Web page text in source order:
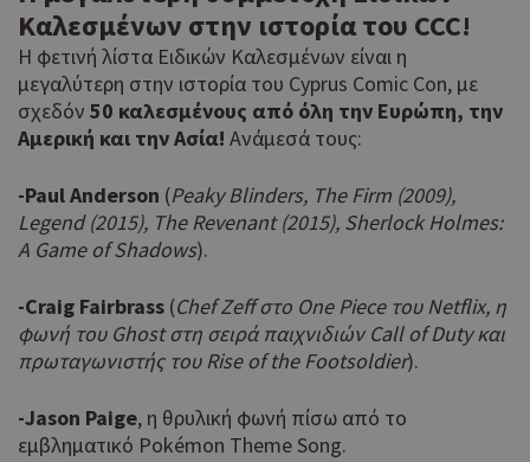
Καλεσμένων στην ιστορία του CCC!
Η φετινή λίστα Ειδικών Καλεσμένων είναι η
μεγαλύτερη στην ιστορία του Cyprus Comic Con, με
σχεδόν 50 καλεσμένους από όλη την Ευρώπη, την
Αμερική και την Ασία! Ανάμεσά τους:
-Paul Anderson (Peaky Blinders, The Firm (2009),
Legend (2015), The Revenant (2015), Sherlock Holmes:
A Game of Shadows).
-Craig Fairbrass (Chef Zeff στο One Piece του Netflix, η
φωνή του Ghost στη σειρά παιχνιδιών Call of Duty και
πρωταγωνιστής του Rise of the Footsoldier).
-Jason Paige, η θρυλική φωνή πίσω από το
εμβληματικό Pokémon Theme Song.